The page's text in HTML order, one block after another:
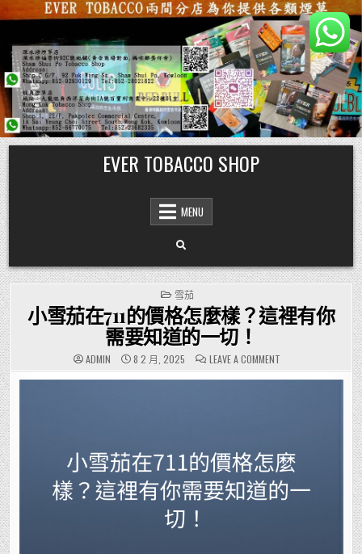
Skip
to
content
EVER TOBACCO SHOP
MENU
POSTED
IN
雪茄
小雪茄在711的價格怎麼樣？這裡有你
需要知道的一切！
ADMIN 8 2 月, 2025 LEAVE A COMMENT
小
雪
麼
樣？
這
裡
有
你